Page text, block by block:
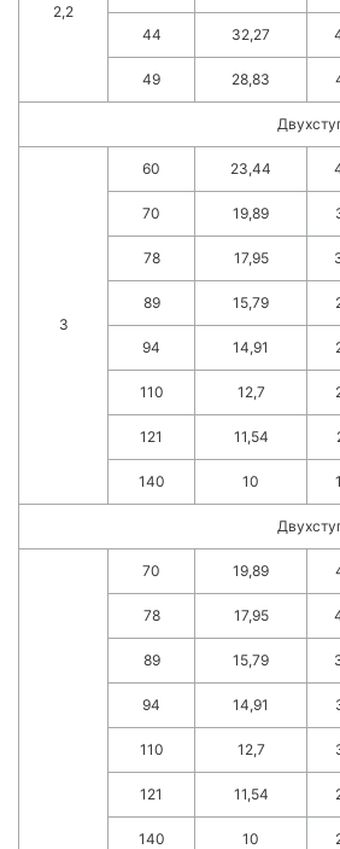
2,2
44 32,27
49 28,83
3
60 23,44
70 19,89
78 17,95
89 15,79
94 14,91
110 12,7
121 11,54
140 10
70 19,89
78 17,95
89 15,79
94 14,91
110 12,7
121 11,54
140 10